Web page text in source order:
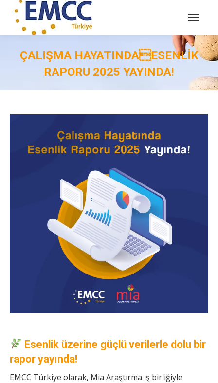
ÇALIŞMA HAYATINDAESENLIK
RAPORU 2025 YAYINDA!
Esenlik üzerine güçlü verilerle dolu bir
rapor yayında!
EMCC Türkiye olarak, Mia Araştırma iş birliğiyle